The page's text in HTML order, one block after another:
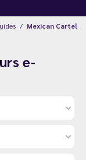
Mexican Cartel
e-